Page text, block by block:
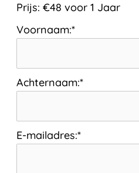
Prijs: €48 voor 1 Jaar
Voornaam:*
Achternaam:*
E-mailadres:*